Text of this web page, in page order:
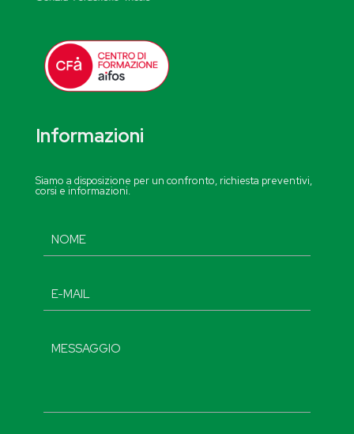
Informazioni
Siamo a disposizione per un confronto, richiesta preventivi,
corsi e informazioni.